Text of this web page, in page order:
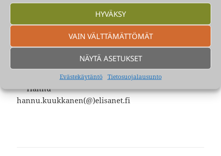
HYVÄKSY
VAIN VÄLTTÄMÄTTÖMÄT
NÄYTÄ ASETUKSET
Evästekäytäntö Tietosuojalausunto
kuitenkaan, että joku juttu olisi toista parempi,
koska juttuja on kirjoitettu eri aikoina ja
Hannu
hannu.kuukkanen(@)elisanet.fi